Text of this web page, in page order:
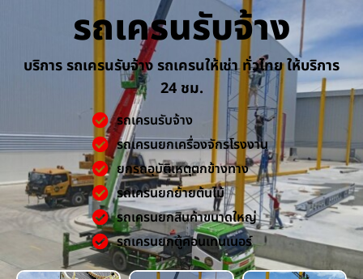
รถเครนรับจ้าง
บริการ รถเครนรับจ้าง รถเครนให้เช่า ทั่วไทย ให้บริการ
24 ชม.
รถเครนรับจ้าง
รถเครนยกเครื่องจักรโรงงาน
ยกรถอุบัติเหตุตกข้างทาง
รถเครนยกย้ายต้นไม้
รถเครนยกสินค้าขนาดใหญ่
รถเครนยกตู้คอนเทนเนอร์